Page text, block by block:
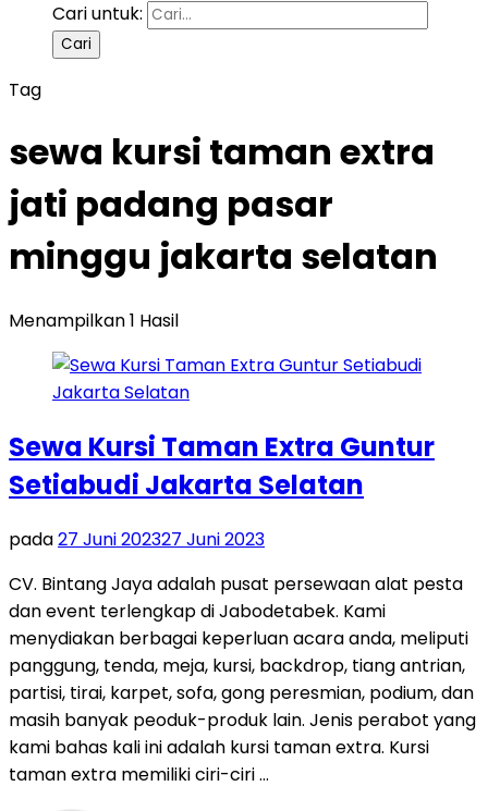
Cari untuk:
Tag
sewa kursi taman extra
jati padang pasar
minggu jakarta selatan
Menampilkan 1 Hasil
Sewa Kursi Taman Extra Guntur
Setiabudi Jakarta Selatan
pada27 Juni 202327 Juni 2023
CV. Bintang Jaya adalah pusat persewaan alat pesta
dan event terlengkap di Jabodetabek. Kami
menydiakan berbagai keperluan acara anda, meliputi
panggung, tenda, meja, kursi, backdrop, tiang antrian,
partisi, tirai, karpet, sofa, gong peresmian, podium, dan
masih banyak peoduk-produk lain. Jenis perabot yang
kami bahas kali ini adalah kursi taman extra. Kursi
taman extra memiliki ciri-ciri …